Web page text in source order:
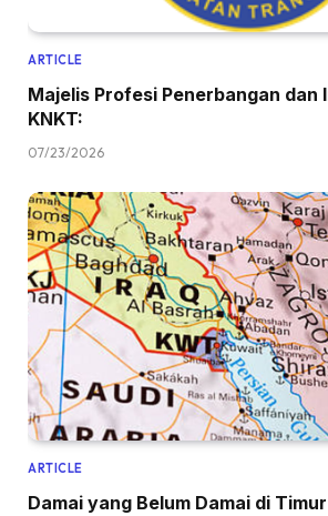
ARTICLE
Majelis Profesi Penerbangan dan
KNKT:
07/23/2026
ARTICLE
Damai yang Belum Damai di